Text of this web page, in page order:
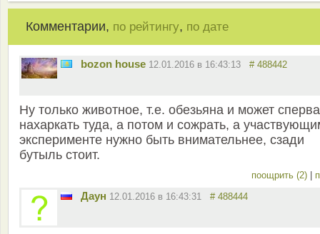
Комментарии, по рейтингу, по дате
bozon house 12.01.2016 в 16:43:13 # 488442
Ну только животное, т.е. обезьяна и может сперва
нахаркать туда, а потом и сожрать, а
эксперименте нужно быть внимательнее, сзади
бутыль стоит.
поощрить (2)
Даун 12.01.2016 в 16:43:31 # 488444